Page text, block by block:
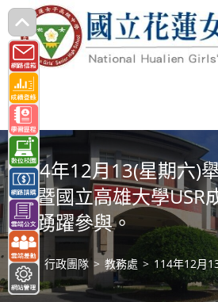
跳
轉
至
主
要
內
容 114年12月13(星期六)
日暨國立高雄大學USR
邀踴躍參與。
> 行政團隊 > 教務處 > 114年12月